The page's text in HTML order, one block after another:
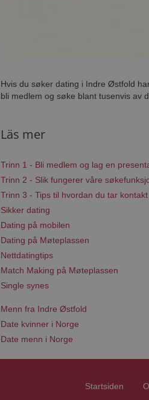
Hvis du søker dating i Indre Østfold
bli medlem og søke blant tusenvis av
Läs mer
Trinn 1 - Bli medlem og lag en
Trinn 2 - Slik fungerer våre
Trinn 3 - Tips til hvordan du tar kontakt
Sikker dating
Dating på mobilen
Dating på Møteplassen
Nettdatingtips
Match Making på Møteplassen
Single synes
Menn fra Indre Østfold
Date kvinner i Norge
Date menn i Norge
Startsiden